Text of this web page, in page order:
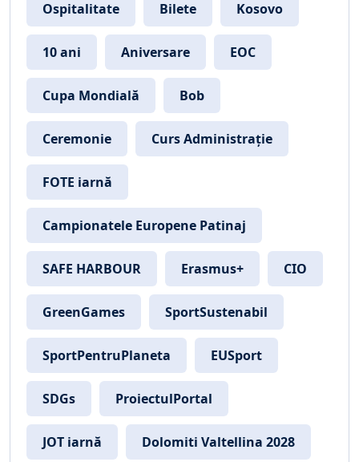
Ospitalitate Bilete Kosovo
10 ani Aniversare EOC
Cupa Mondială Bob
Ceremonie Curs Administrație
FOTE iarnă
Campionatele Europene Patinaj
SAFE HARBOUR Erasmus+ CIO
GreenGames SportSustenabil
SportPentruPlaneta EUSport
SDGs ProiectulPortal
JOT iarnă Dolomiti Valtellina 2028